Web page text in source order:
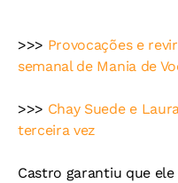
>>> Provocações e
semanal de Mania de
>>> Chay Suede e
terceira vez
Castro garantiu que